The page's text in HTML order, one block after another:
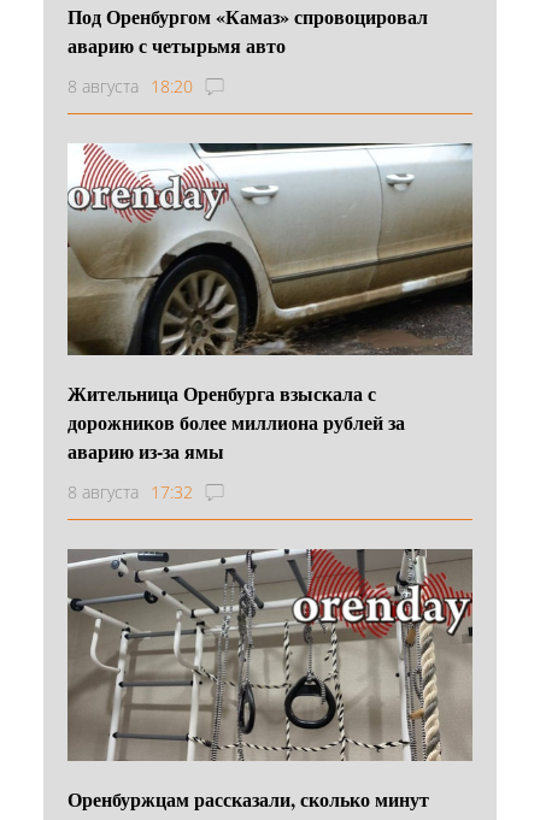
Под Оренбургом «Камаз» спровоцировал
аварию с четырьмя авто
8 августа 18:20
Жительница Оренбурга взыскала с
дорожников более миллиона рублей за
аварию из-за ямы
8 августа 17:32
Оренбуржцам рассказали, сколько минут